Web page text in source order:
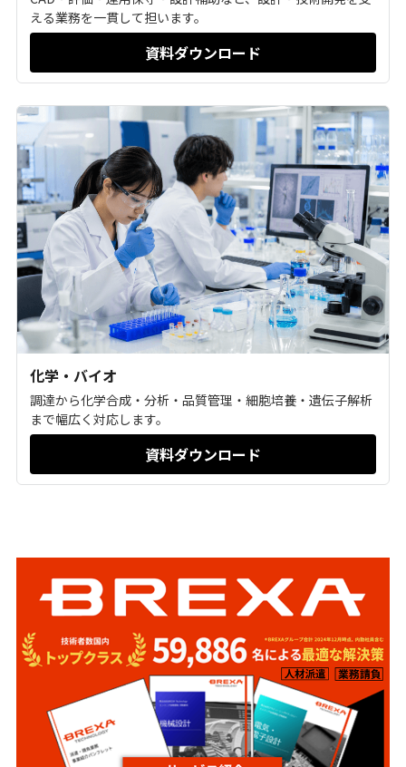
える業務を一貫して担います。
資料ダウンロード
化学・バイオ
調達から化学合成・分析・品質管理・細胞培養・遺伝子解析
まで幅広く対応します。
資料ダウンロード